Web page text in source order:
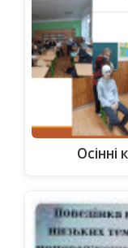
Осінні